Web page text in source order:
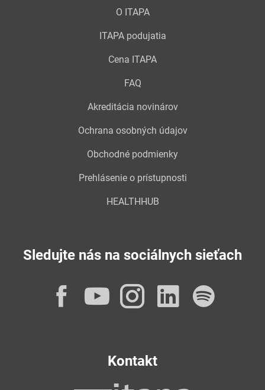
O ITAPA
ITAPA podujatia
Cena ITAPA
FAQ
Akreditácia novinárov
Ochrana osobných údajov
Obchodné podmienky
Prehlásenie o prístupnosti
HEALTHHUB
Sledujte nás na sociálnych sieťach
Facebook
YouTube
Instagram
Kontakt